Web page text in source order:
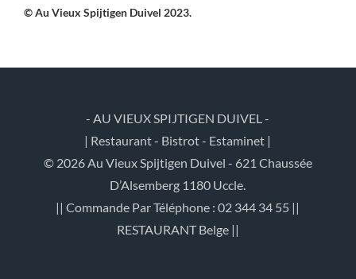
© Au Vieux Spijtigen Duivel 2023.
- AU VIEUX SPIJTIGEN DUIVEL -
| Restaurant - Bistrot - Estaminet |
© 2026 Au Vieux Spijtigen Duivel - 621 Chaussée
D’Alsemberg 1180 Uccle.
|| Commande Par Téléphone : 02 344 34 55 ||
RESTAURANT Belge ||